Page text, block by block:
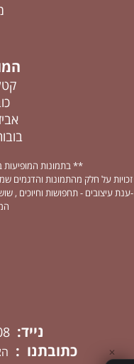
** בתמונות המופיעות
זכויות על חלק מהתמונות והדגמים
נייד:
כתובתנו : הצוף ✕